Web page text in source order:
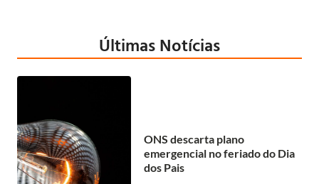
Últimas Notícias
ONS descarta plano
emergencial no feriado do Dia
dos Pais